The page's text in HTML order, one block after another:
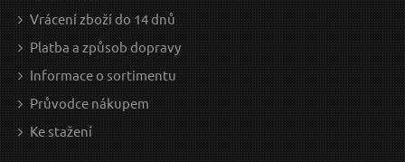
Vrácení zboží do 14 dnů
Platba a způsob dopravy
Informace o sortimentu
Průvodce nákupem
Ke stažení